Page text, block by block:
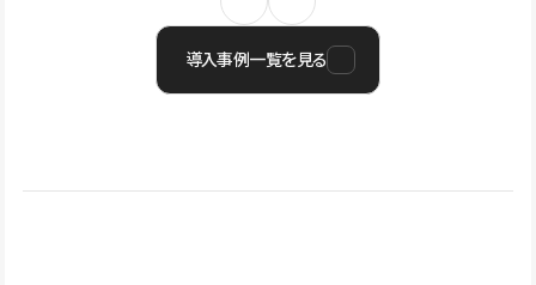
導入事例一覧を見る